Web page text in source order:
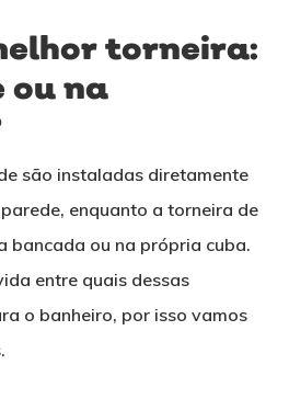
torneira:
ou na
são instaladas diretamente
enquanto a torneira de
bancada ou na própria cuba.
entre quais dessas
o banheiro, por isso vamos